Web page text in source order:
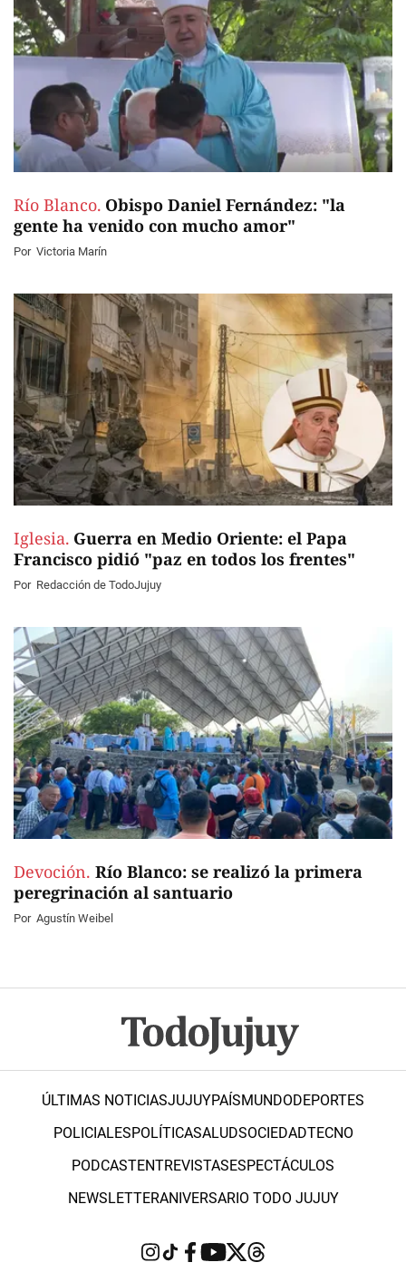
Río Blanco. Obispo Daniel Fernández: "la
gente ha venido con mucho amor"
Por Victoria Marín
Iglesia. Guerra en Medio Oriente: el Papa
Francisco pidió "paz en todos los frentes"
Por Redacción de TodoJujuy
Devoción. Río Blanco: se realizó la primera
peregrinación al santuario
Por Agustín Weibel
ÚLTIMAS NOTICIASJUJUYPAÍSMUNDODEPORTES
POLICIALESPOLÍTICASALUDSOCIEDADTECNO
PODCASTENTREVISTASESPECTÁCULOS
NEWSLETTERANIVERSARIO TODO JUJUY